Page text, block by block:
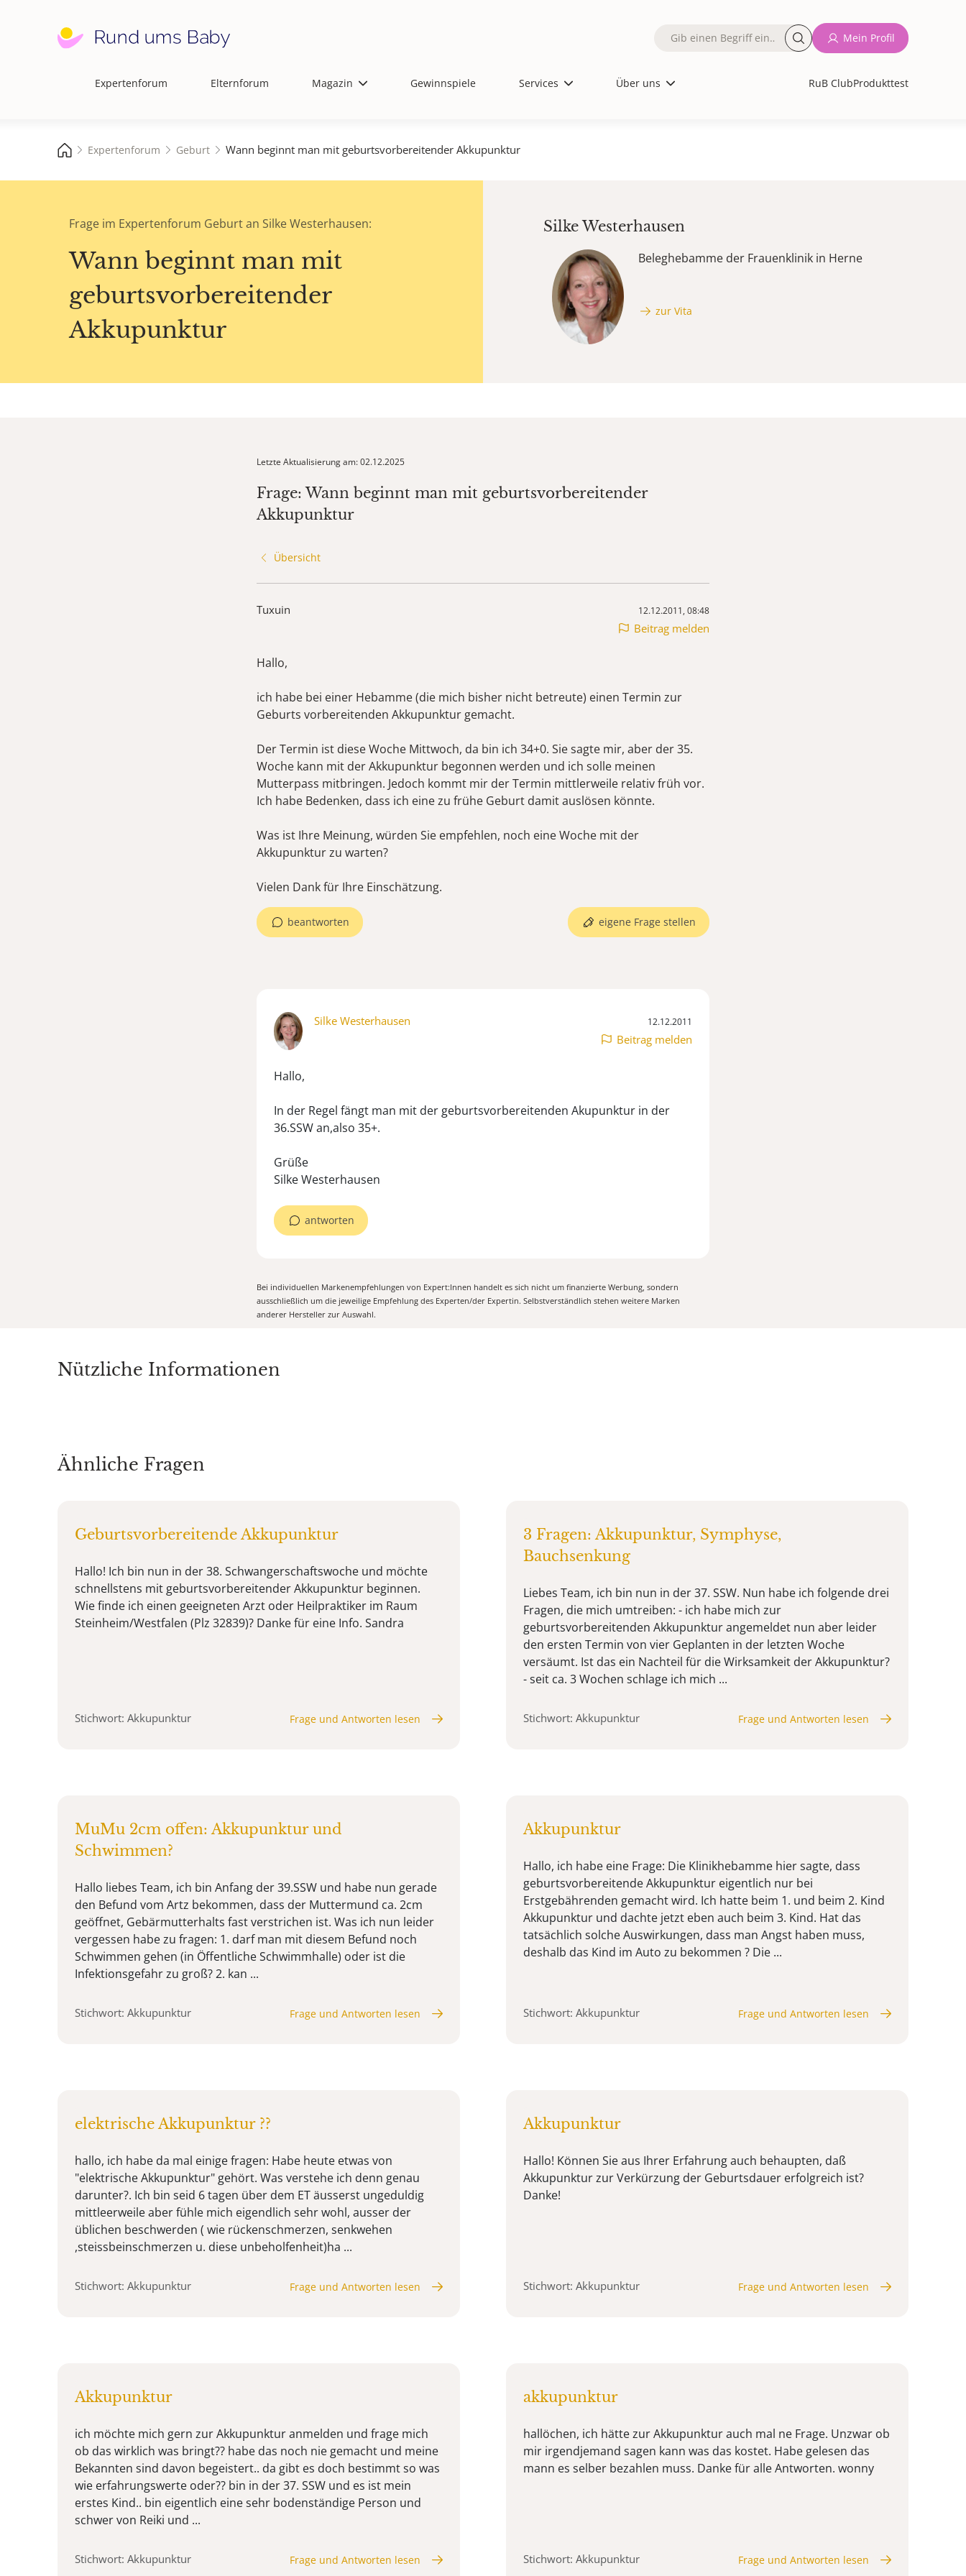
Hauptnavigation
Expertenforum Elternforum Magazin Gewinnspiele Services Über uns RuB ClubProdukttest
Fulltext
Mein Profil
Expertenforum Geburt Wann beginnt man mit geburtsvorbereitender Akkupunktur
Frage im Expertenforum Geburt an Silke Westerhausen:
Wann beginnt man mit
geburtsvorbereitender
Akkupunktur
Silke Westerhausen
Beleghebamme der Frauenklinik in Herne
zur Vita
Letzte Aktualisierung am: 02.12.2025
Frage: Wann beginnt man mit geburtsvorbereitender
Akkupunktur
Übersicht
Tuxuin 12.12.2011, 08:48
Beitrag melden
Hallo,
ich habe bei einer Hebamme (die mich bisher nicht betreute) einen Termin zur
Geburts vorbereitenden Akkupunktur gemacht.
Der Termin ist diese Woche Mittwoch, da bin ich 34+0. Sie sagte mir, aber der 35.
Woche kann mit der Akkupunktur begonnen werden und ich solle meinen
Mutterpass mitbringen. Jedoch kommt mir der Termin mittlerweile relativ früh vor.
Ich habe Bedenken, dass ich eine zu frühe Geburt damit auslösen könnte.
Was ist Ihre Meinung, würden Sie empfehlen, noch eine Woche mit der
Akkupunktur zu warten?
Vielen Dank für Ihre Einschätzung.
beantworten eigene Frage stellen
Silke Westerhausen 12.12.2011
Beitrag melden
Hallo,
In der Regel fängt man mit der geburtsvorbereitenden Akupunktur in der
36.SSW an,also 35+.
Grüße
Silke Westerhausen
antworten
Bei individuellen Markenempfehlungen von Expert:Innen handelt es sich nicht um finanzierte Werbung, sondern
ausschließlich um die jeweilige Empfehlung des Experten/der Expertin. Selbstverständlich stehen weitere Marken
anderer Hersteller zur Auswahl.
Nützliche Informationen
Ähnliche Fragen
Geburtsvorbereitende Akkupunktur
Hallo! Ich bin nun in der 38. Schwangerschaftswoche und möchte
schnellstens mit geburtsvorbereitender Akkupunktur beginnen.
Wie finde ich einen geeigneten Arzt oder Heilpraktiker im Raum
Steinheim/Westfalen (Plz 32839)? Danke für eine Info. Sandra
Stichwort: Akkupunktur Frage und Antworten lesen
3 Fragen: Akkupunktur, Symphyse,
Bauchsenkung
Liebes Team, ich bin nun in der 37. SSW. Nun habe ich folgende drei
Fragen, die mich umtreiben: - ich habe mich zur
geburtsvorbereitenden Akkupunktur angemeldet nun aber leider
den ersten Termin von vier Geplanten in der letzten Woche
versäumt. Ist das ein Nachteil für die Wirksamkeit der Akkupunktur?
- seit ca. 3 Wochen schlage ich mich ...
Stichwort: Akkupunktur Frage und Antworten lesen
MuMu 2cm offen: Akkupunktur und
Schwimmen?
Hallo liebes Team, ich bin Anfang der 39.SSW und habe nun gerade
den Befund vom Artz bekommen, dass der Muttermund ca. 2cm
geöffnet, Gebärmutterhalts fast verstrichen ist. Was ich nun leider
vergessen habe zu fragen: 1. darf man mit diesem Befund noch
Schwimmen gehen (in Öffentliche Schwimmhalle) oder ist die
Infektionsgefahr zu groß? 2. kan ...
Stichwort: Akkupunktur Frage und Antworten lesen
Akkupunktur
Hallo, ich habe eine Frage: Die Klinikhebamme hier sagte, dass
geburtsvorbereitende Akkupunktur eigentlich nur bei
Erstgebährenden gemacht wird. Ich hatte beim 1. und beim 2. Kind
Akkupunktur und dachte jetzt eben auch beim 3. Kind. Hat das
tatsächlich solche Auswirkungen, dass man Angst haben muss,
deshalb das Kind im Auto zu bekommen ? Die ...
Stichwort: Akkupunktur Frage und Antworten lesen
elektrische Akkupunktur ??
hallo, ich habe da mal einige fragen: Habe heute etwas von
"elektrische Akkupunktur" gehört. Was verstehe ich denn genau
darunter?. Ich bin seid 6 tagen über dem ET äusserst ungeduldig
mittleerweile aber fühle mich eigendlich sehr wohl, ausser der
üblichen beschwerden ( wie rückenschmerzen, senkwehen
,steissbeinschmerzen u. diese unbeholfenheit)ha ...
Stichwort: Akkupunktur Frage und Antworten lesen
Akkupunktur
Hallo! Können Sie aus Ihrer Erfahrung auch behaupten, daß
Akkupunktur zur Verkürzung der Geburtsdauer erfolgreich ist?
Danke!
Stichwort: Akkupunktur Frage und Antworten lesen
Akkupunktur
ich möchte mich gern zur Akkupunktur anmelden und frage mich
ob das wirklich was bringt?? habe das noch nie gemacht und meine
Bekannten sind davon begeistert.. da gibt es doch bestimmt so was
wie erfahrungswerte oder?? bin in der 37. SSW und es ist mein
erstes Kind.. bin eigentlich eine sehr bodenständige Person und
schwer von Reiki und ...
Stichwort: Akkupunktur Frage und Antworten lesen
akkupunktur
hallöchen, ich hätte zur Akkupunktur auch mal ne Frage. Unzwar ob
mir irgendjemand sagen kann was das kostet. Habe gelesen das
mann es selber bezahlen muss. Danke für alle Antworten. wonny
Stichwort: Akkupunktur Frage und Antworten lesen